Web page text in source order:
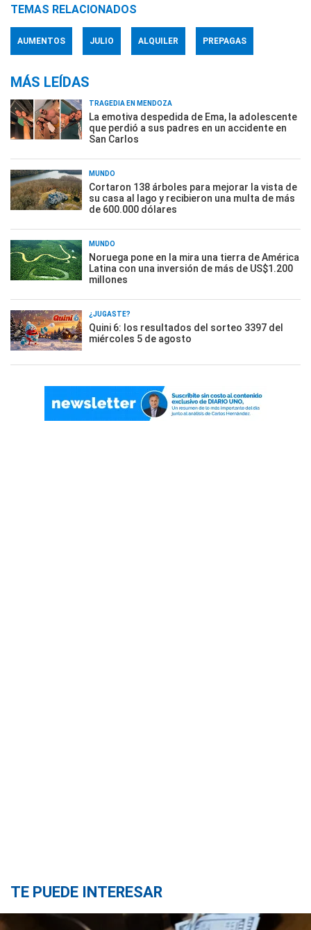
TEMAS RELACIONADOS
AUMENTOS JULIO ALQUILER PREPAGAS
MÁS LEÍDAS
TRAGEDIA EN MENDOZA
La emotiva despedida de Ema, la adolescente
que perdió a sus padres en un accidente en
San Carlos
MUNDO
Cortaron 138 árboles para mejorar la vista de
su casa al lago y recibieron una multa de más
de 600.000 dólares
MUNDO
Noruega pone en la mira una tierra de América
Latina con una inversión de más de US$1.200
millones
¿JUGASTE?
Quini 6: los resultados del sorteo 3397 del
miércoles 5 de agosto
TE PUEDE INTERESAR